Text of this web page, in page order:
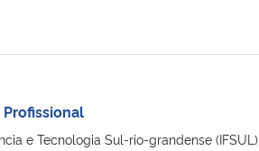
e Tecnologia Sul-rio-grandense